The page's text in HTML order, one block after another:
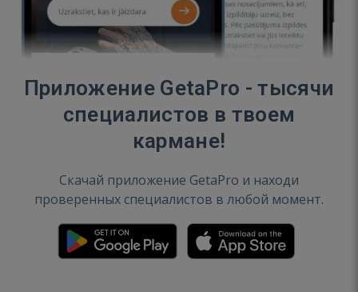
Приложение GetaPro - тысячи
специалистов в твоем
кармане!
Скачай приложение GetaPro и находи
проверенных специалистов в любой момент.